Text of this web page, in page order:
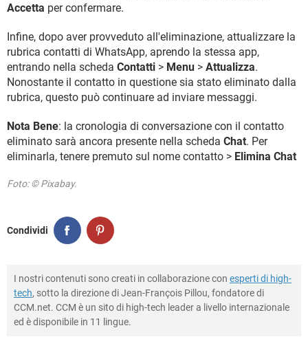
Accetta per confermare.
Infine, dopo aver provveduto all'eliminazione, attualizzare la
rubrica contatti di WhatsApp, aprendo la stessa app,
entrando nella scheda Contatti > Menu > Attualizza.
Nonostante il contatto in questione sia stato eliminato dalla
rubrica, questo può continuare ad inviare messaggi.
Nota Bene: la cronologia di conversazione con il contatto
eliminato sarà ancora presente nella scheda Chat. Per
eliminarla, tenere premuto sul nome contatto > Elimina Chat
Foto: © Pixabay.
Condividi
I nostri contenuti sono creati in collaborazione con esperti di high-
tech, sotto la direzione di Jean-François Pillou, fondatore di
CCM.net. CCM è un sito di high-tech leader a livello internazionale
ed è disponibile in 11 lingue.